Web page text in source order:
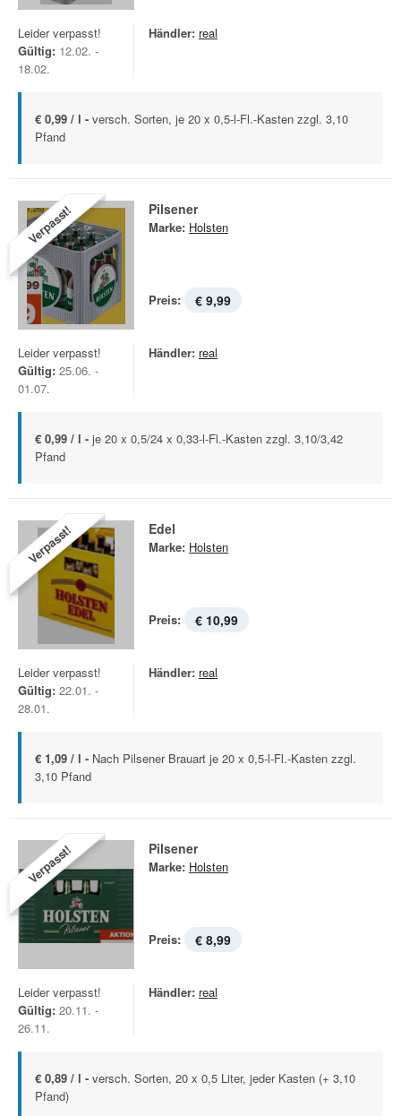
Leider verpasst!
Gültig: 12.02. -
18.02.
Händler: real
€ 0,99 / l - versch. Sorten, je 20 x 0,5-l-Fl.-Kasten zzgl. 3,10
Pfand
Verpasst! Pilsener
Marke: Holsten
Preis: € 9,99
Leider verpasst!
Gültig: 25.06. -
01.07.
Händler: real
€ 0,99 / l - je 20 x 0,5/24 x 0,33-l-Fl.-Kasten zzgl. 3,10/3,42
Pfand
Verpasst! Edel
Marke: Holsten
Preis: € 10,99
Leider verpasst!
Gültig: 22.01. -
28.01.
Händler: real
€ 1,09 / l - Nach Pilsener Brauart je 20 x 0,5-l-Fl.-Kasten zzgl.
3,10 Pfand
Verpasst! Pilsener
Marke: Holsten
Preis: € 8,99
Leider verpasst!
Gültig: 20.11. -
26.11.
Händler: real
€ 0,89 / l - versch. Sorten, 20 x 0,5 Liter, jeder Kasten (+ 3,10
Pfand)